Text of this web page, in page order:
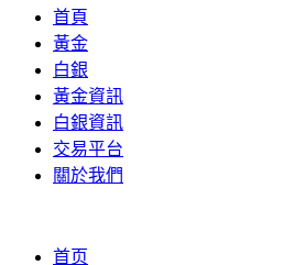
首頁
黃金
白銀
黃金資訊
白銀資訊
交易平台
關於我們
首页